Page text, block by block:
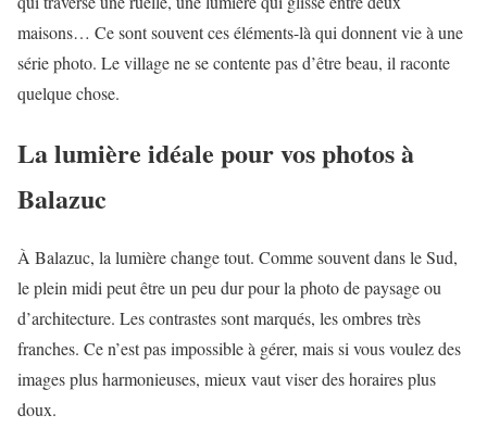
maisons… Ce sont souvent ces éléments-là qui donnent vie à une
série photo. Le village ne se contente pas d’être beau, il raconte
quelque chose.
La lumière idéale pour vos photos à
Balazuc
À Balazuc, la lumière change tout. Comme souvent dans le Sud,
le plein midi peut être un peu dur pour la photo de paysage ou
d’architecture. Les contrastes sont marqués, les ombres très
franches. Ce n’est pas impossible à gérer, mais si vous voulez des
images plus harmonieuses, mieux vaut viser des horaires plus
doux.